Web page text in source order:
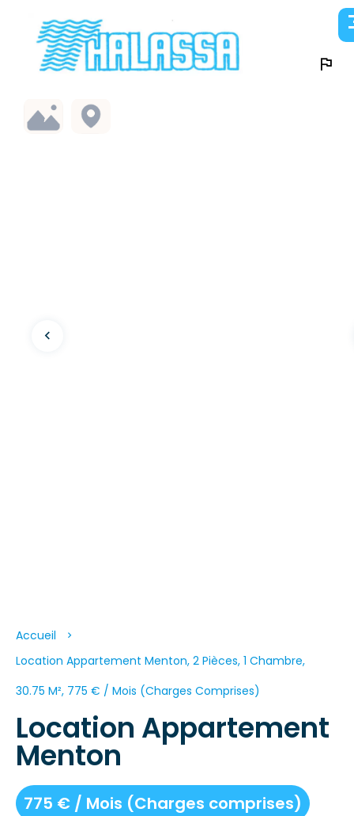
Accueil
Location Appartement Menton, 2 Pièces, 1 Chambre,
30.75 M², 775 € / Mois (Charges Comprises)
Location Appartement
Menton
775 € / Mois (Charges comprises)